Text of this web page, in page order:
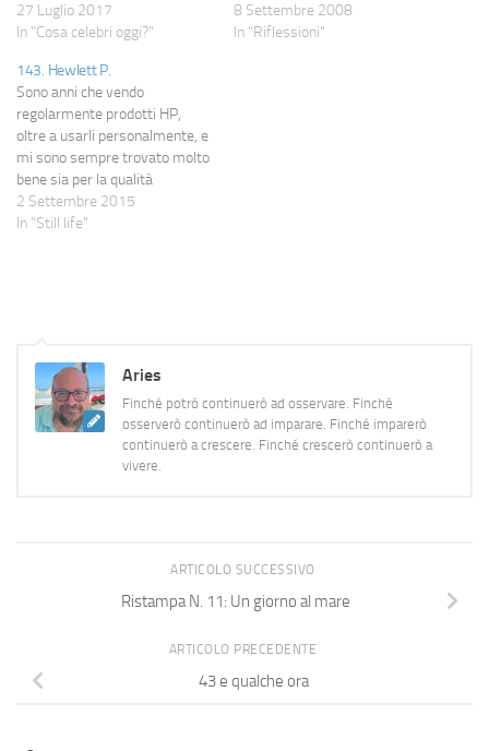
piacere=mi fa piacere, non
posso=non posso. Cose del
penso di essere strano io: già
nei rapporti umani ci si…
27 Luglio 2017
In "Cosa celebri oggi?"
quelli minori, che mi porta sì e
no 300 euro in un anno, ha ben
8 Settembre 2008
In "Riflessioni"
143. Hewlett P.
Sono anni che vendo
regolarmente prodotti HP,
oltre a usarli personalmente, e
mi sono sempre trovato molto
bene sia per la qualità
intrinseca che per
l'assistenza.Però, proprio
2 Settembre 2015
In "Still life"
Aries
Finché potrò continuerò ad osservare. Finché
osserverò continuerò ad imparare. Finché imparerò
continuerò a crescere. Finché crescerò continuerò a
vivere.
ARTICOLO SUCCESSIVO
Ristampa N. 11: Un giorno al mare
ARTICOLO PRECEDENTE
43 e qualche ora